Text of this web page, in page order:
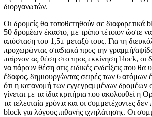
διοργανωτών.
Οι δρομείς θα τοποθετηθούν σε διαφορετικά
50 δρομέων έκαστο, με τρόπο τέτοιον ώστε να
απόσταση του 1,5μ μεταξύ τους. Για τη
προχωρώντας σταδιακά προς την γραμμή/
παίρνοντας θέση στο προς εκκίνηση block, οι
να πάρουν θέση στις ειδικές ενδείξεις που θα
έδαφος, δημιουργώντας σειρές των 6 ατόμων
ότι η κατανομή των εγγεγραμμένων δρομέων
γίνεται με τα ίδια κριτήρια που ακολουθεί η
τα τελευταία χρόνια και οι συμμετέχοντες
block για λόγους πιθανής ιχνηλάτησης. Οι